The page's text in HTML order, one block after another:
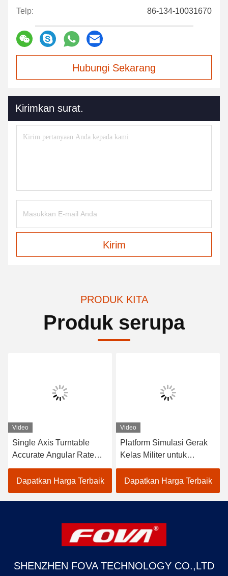
Telp: 86-134-10031670
Hubungi Sekarang
Kirimkan surat.
Kirim
PRODUK KITA
Produk serupa
Video
Single Axis Turntable
Accurate Angular Rate
and Φ700 Table Size for
Performance,The dual-
axis turntable dapat
memberikan posisi sudut
Dapatkan Harga Terbaik
Video
Platform Simulasi Gerak
Kelas Militer untuk
Pengujian Aerospace
Dapatkan Harga Terbaik
SHENZHEN FOVA TECHNOLOGY CO.,LTD